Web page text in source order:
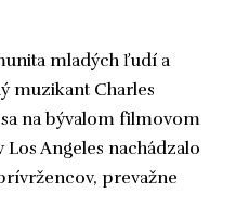
mladých ľudí a
muzikant Charles
na bývalom filmovom
Los Angeles nachádzalo
prevažne